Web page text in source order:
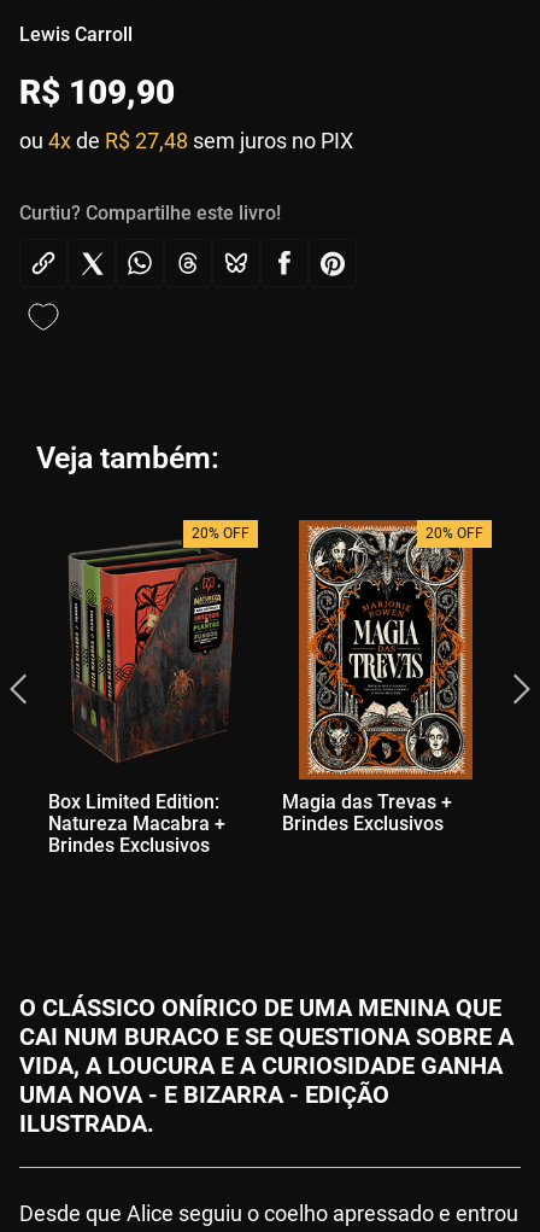
Lewis Carroll
R$ 109,90
ou 4xde R$ 27,48 sem juros no PIX
Curtiu? Compartilhe este livro!
Veja também:
20% OFF
Box Limited Edition:
Natureza Macabra +
Brindes Exclusivos
20% OFF
Magia das Trevas +
Brindes Exclusivos
O CLÁSSICO ONÍRICO DE UMA MENINA QUE
CAI NUM BURACO E SE QUESTIONA SOBRE A
VIDA, A LOUCURA E A CURIOSIDADE GANHA
UMA NOVA - E BIZARRA - EDIÇÃO
ILUSTRADA.
Desde que Alice seguiu o coelho apressado e entrou